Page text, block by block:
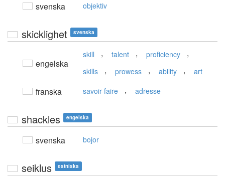
svenska objektiv
skicklighet svenska
engelska
skill , talent , proficiency ,
skills , prowess , ability , art
franska savoir-faire , adresse
shackles engelska
svenska bojor
seiklus estniska